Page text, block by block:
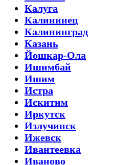
Калуга
Калининец
Калининград
Казань
Йошкар-Ола
Ишимбай
Ишим
Истра
Искитим
Иркутск
Излучинск
Ижевск
Ивантеевка
Иваново